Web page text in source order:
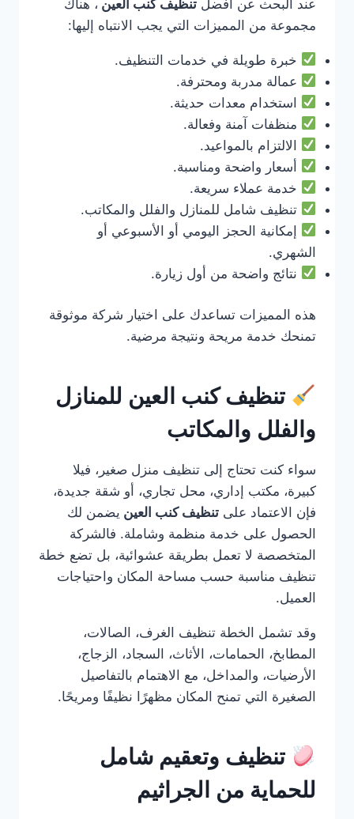
عند البحث عن أفضل تنظيف كنب العين ، هناك
مجموعة من المميزات التي يجب الانتباه إليها:
خبرة طويلة في خدمات التنظيف.
عمالة مدربة ومحترفة.
استخدام معدات حديثة.
منظفات آمنة وفعالة.
الالتزام بالمواعيد.
أسعار واضحة ومناسبة.
خدمة عملاء سريعة.
تنظيف شامل للمنازل والفلل والمكاتب.
إمكانية الحجز اليومي أو الأسبوعي أو
الشهري.
نتائج واضحة من أول زيارة.
هذه المميزات تساعدك على اختيار شركة موثوقة
تمنحك خدمة مريحة ونتيجة مرضية.
تنظيف كنب العين للمنازل
والفلل والمكاتب
سواء كنت تحتاج إلى تنظيف منزل صغير، فيلا
كبيرة، مكتب إداري، محل تجاري، أو شقة جديدة،
فإن الاعتماد على تنظيف كنب العين يضمن لك
الحصول على خدمة منظمة وشاملة. فالشركة
المتخصصة لا تعمل بطريقة عشوائية، بل تضع خطة
تنظيف مناسبة حسب مساحة المكان واحتياجات
العميل.
وقد تشمل الخطة تنظيف الغرف، الصالات،
المطابخ، الحمامات، الأثاث، السجاد، الزجاج،
الأرضيات، والمداخل، مع الاهتمام بالتفاصيل
الصغيرة التي تمنح المكان مظهرًا نظيفًا ومريحًا.
تنظيف وتعقيم شامل
للحماية من الجراثيم